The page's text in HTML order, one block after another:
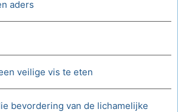
aders
veilige vis te eten
bevordering van de lichamelijke